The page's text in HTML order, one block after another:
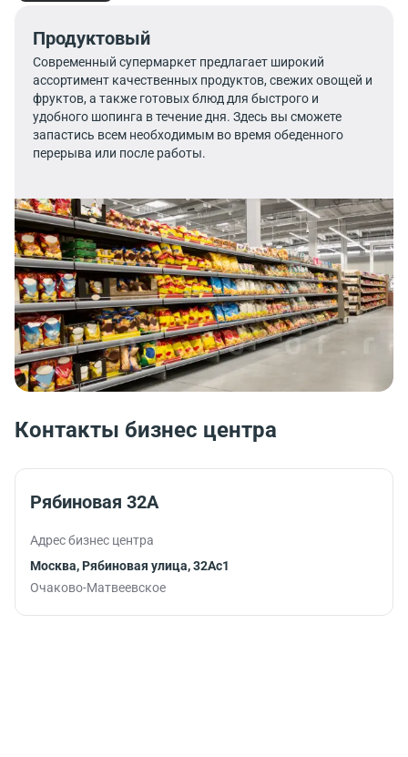
Продуктовый
Современный супермаркет предлагает широкий
ассортимент качественных продуктов, свежих овощей и
фруктов, а также готовых блюд для быстрого и
удобного шопинга в течение дня. Здесь вы сможете
запастись всем необходимым во время обеденного
перерыва или после работы.
Контакты бизнес центра
Рябиновая 32А
Адрес бизнес центра
Москва, Рябиновая улица, 32Ас1
Очаково-Матвеевское